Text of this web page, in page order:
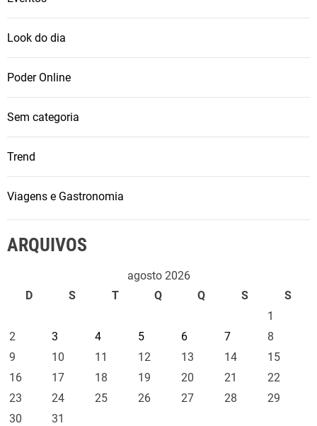
t
a
b
a
s
e
a
Look do dia
Poder Online
Sem categoria
Trend
Viagens e Gastronomia
ARQUIVOS
agosto 2026
D
S T Q Q S
S
1
2
3 4 5 6 7
8
9
10 11 12 13 14
15
16
17 18 19 20 21
22
23
24 25 26 27 28
29
30
31